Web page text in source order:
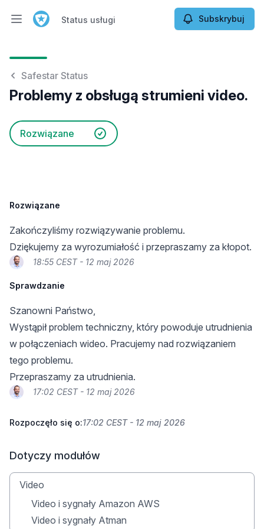
Otwórz menu główne
Status usługi Subskrybuj
Safestar Status
Problemy z obsługą strumieni video.
Rozwiązane
Rozwiązane
Zakończyliśmy rozwiązywanie problemu.
Dziękujemy za wyrozumiałość i przepraszamy za kłopot.
18:55 CEST - 12 maj 2026
Sprawdzanie
Szanowni Państwo,
Wystąpił problem techniczny, który powoduje utrudnienia
w połączeniach wideo. Pracujemy nad rozwiązaniem
tego problemu.
Przepraszamy za utrudnienia.
17:02 CEST - 12 maj 2026
Rozpoczęło się o:17:02 CEST - 12 maj 2026
Dotyczy modułów
Video
Video i sygnały Amazon AWS
Video i sygnały Atman